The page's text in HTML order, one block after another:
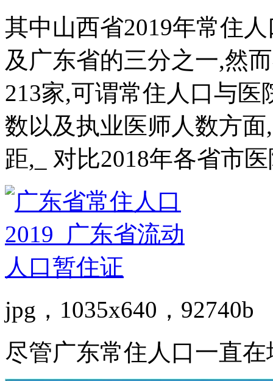
其中山西省2019年常住
及广东省的三分之一,然
213家,可谓常住人口与
数以及执业医师人数方
距,_ 对比2018年各省市
jpg，1035x640，92740b
尽管广东常住人口一直在